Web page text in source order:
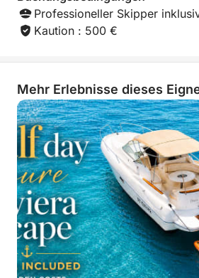
Kühlbox mit Eis und gekühltem
sprudelnd)
Bose Bluetooth-Soundsystem für
Badetücher
Paddleboard und
Kontaktieren Sie mich direkt per
Buchung zu sichern. Die Termine
Feuerwerksfestivals sind die
an der Côte d’Azur, daher ist der
ausgebucht!
Professioneller Skipper
Kaution : 500 €
Mehr Erlebnisse dieses